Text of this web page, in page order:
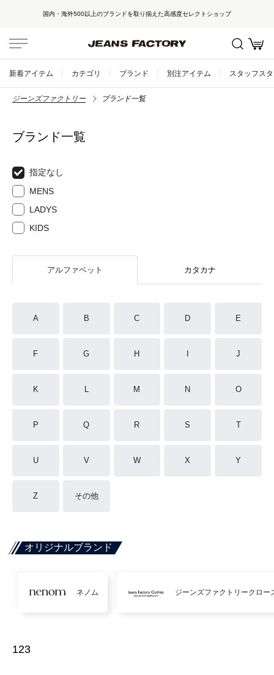
国内・海外500以上のブランドを取り揃えた高感度セレクトショップ
新着アイテム カテゴリ ブランド 別注アイテム スタッフス
ジーンズファクトリー ブランド一覧
ブランド一覧
指定なし
MENS
LADYS
KIDS
アルファベット カタカナ
A B C D E
F G H J
K L M N O
P Q R S T
U V W X Y
Z その他
オリジナルブランド
ネノム ジーンズファクトリークロー
123